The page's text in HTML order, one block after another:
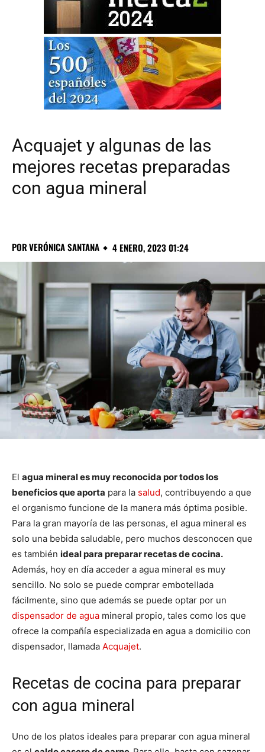
Acquajet y algunas de las
mejores recetas preparadas
con agua mineral
PORVERÓNICA SANTANA 4 ENERO, 2023 01:24
El agua mineral es muy reconocida por todos los
beneficios que aporta para la salud, contribuyendo a que
el organismo funcione de la manera más óptima posible.
Para la gran mayoría de las personas, el agua mineral es
solo una bebida saludable, pero muchos desconocen que
es también ideal para preparar recetas de cocina.
Además, hoy en día acceder a agua mineral es muy
sencillo. No solo se puede comprar embotellada
fácilmente, sino que además se puede optar por un
dispensador de agua mineral propio, tales como los que
ofrece la compañía especializada en agua a domicilio con
dispensador, llamada Acquajet.
Recetas de cocina para preparar
con agua mineral
Uno de los platos ideales para preparar con agua mineral